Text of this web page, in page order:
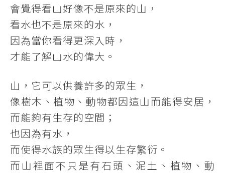
會覺得看山好像不是原來的山，
看水也不是原來的水，
因為當你看得更深入時，
才能了解山水的偉大。
山，它可以供養許多的眾生，
像樹木、植物、動物都因這山而能得安居，
而能夠有生存的空間；
也因為有水，
而使得水族的眾生得以生存繁衍。
而山裡面不只是有石頭、泥土、植物、動